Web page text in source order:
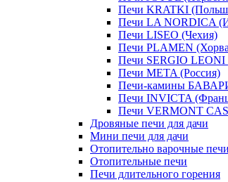
Печи KRATKI
Печи LA NORDICA
Печи LISEO (Чехия)
Печи PLAMEN
Печи SERGIO LEONI
Печи META (Россия)
Печи-камины
Печи INVICTA
Печи VERMONT
Дровяные печи для дачи
Мини печи для дачи
Отопительно варочные печи
Отопительные печи
Печи длительного горения